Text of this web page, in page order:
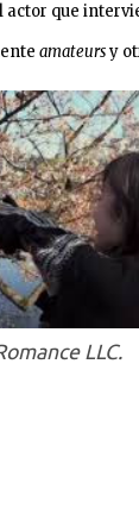
actor que
amateursy
LLC.